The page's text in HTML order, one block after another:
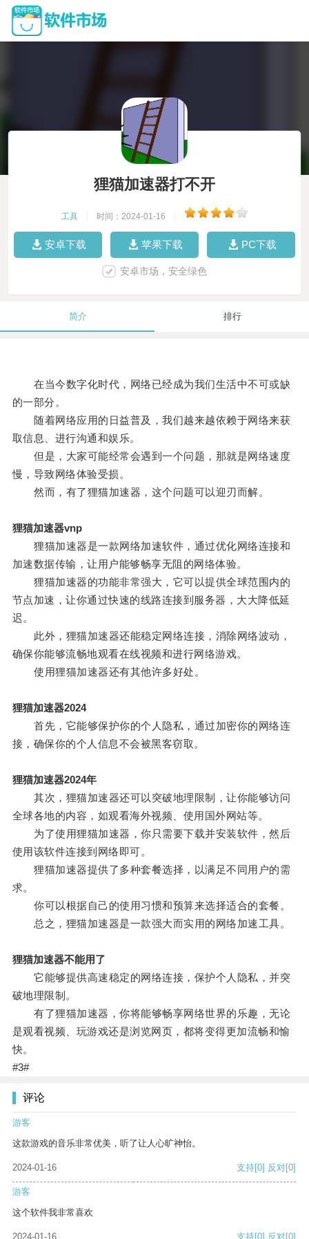
狸猫加速器打不开
工具 时间：2024-01-16
安卓下载 苹果下载 PC下载
安卓市场，安全绿色
简介 排行
在当今数字化时代，网络已经成为我们生活中不可或缺
的一部分。
随着网络应用的日益普及，我们越来越依赖于网络来获
取信息、进行沟通和娱乐。
但是，大家可能经常会遇到一个问题，那就是网络速度
慢，导致网络体验受损。
然而，有了狸猫加速器，这个问题可以迎刃而解。
狸猫加速器vnp
狸猫加速器是一款网络加速软件，通过优化网络连接和
加速数据传输，让用户能够畅享无阻的网络体验。
狸猫加速器的功能非常强大，它可以提供全球范围内的
节点加速，让你通过快速的线路连接到服务器，大大降低延
迟。
此外，狸猫加速器还能稳定网络连接，消除网络波动，
确保你能够流畅地观看在线视频和进行网络游戏。
使用狸猫加速器还有其他许多好处。
狸猫加速器2024
首先，它能够保护你的个人隐私，通过加密你的网络连
接，确保你的个人信息不会被黑客窃取。
狸猫加速器2024年
其次，狸猫加速器还可以突破地理限制，让你能够访问
全球各地的内容，如观看海外视频、使用国外网站等。
为了使用狸猫加速器，你只需要下载并安装软件，然后
使用该软件连接到网络即可。
狸猫加速器提供了多种套餐选择，以满足不同用户的需
求。
你可以根据自己的使用习惯和预算来选择适合的套餐。
总之，狸猫加速器是一款强大而实用的网络加速工具。
狸猫加速器不能用了
它能够提供高速稳定的网络连接，保护个人隐私，并突
破地理限制。
有了狸猫加速器，你将能够畅享网络世界的乐趣，无论
是观看视频、玩游戏还是浏览网页，都将变得更加流畅和愉
快。
#3#
评论
游客
这款游戏的音乐非常优美，听了让人心旷神怡。
2024-01-16 支持[0] 反对[0]
游客
这个软件我非常喜欢
2024-01-16 支持[0] 反对[0]